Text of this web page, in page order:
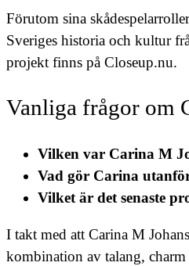
Förutom sina
Sveriges historia och kultur
projekt finns på Closeup.nu.
Vanliga frågor om
Vilken var Carina M
Vad gör Carina
Vilket är det senaste
I takt med att Carina M
kombination av talang,